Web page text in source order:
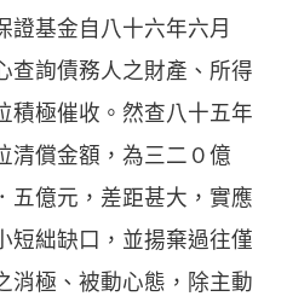
證基金自八十六年六月
查詢債務人之財產、所得
積極催收。然查八十五年
清償金額，為三二０億
五億元，差距甚大，實應
短絀缺口，並揚棄過往僅
消極、被動心態，除主動